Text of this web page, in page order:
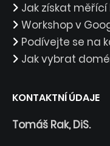
Jak získat
Workshop v
Podívejte se na
Jak vybrat
KONTAKTNÍ ÚDAJE
Tomáš Rak, DiS.